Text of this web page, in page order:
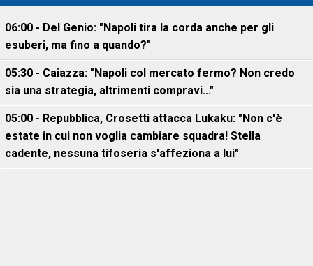
06:00 - Del Genio: "Napoli tira la corda anche per gli
esuberi, ma fino a quando?"
05:30 - Caiazza: "Napoli col mercato fermo? Non credo
sia una strategia, altrimenti compravi..."
05:00 - Repubblica, Crosetti attacca Lukaku: "Non c'è
estate in cui non voglia cambiare squadra! Stella
cadente, nessuna tifoseria s'affeziona a lui"